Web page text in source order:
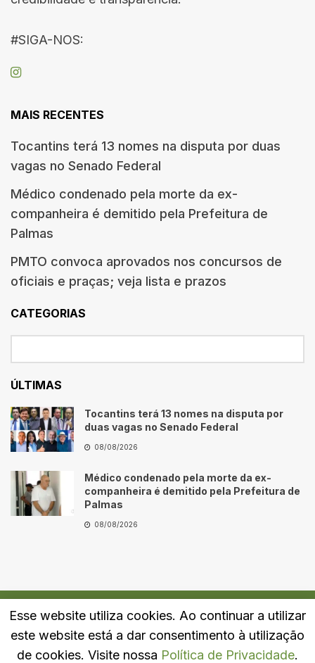
#SIGA-NOS:
MAIS RECENTES
Tocantins terá 13 nomes na disputa por duas
vagas no Senado Federal
Médico condenado pela morte da ex-
companheira é demitido pela Prefeitura de
Palmas
PMTO convoca aprovados nos concursos de
oficiais e praças; veja lista e prazos
CATEGORIAS
ÚLTIMAS
Tocantins terá 13 nomes na disputa por
duas vagas no Senado Federal
08/08/2026
Médico condenado pela morte da ex-
companheira é demitido pela Prefeitura de
Palmas
08/08/2026
Quem Somos Fale Conosco Política de Privacidade
Esse website utiliza cookies. Ao continuar a utilizar
este website está a dar consentimento à utilização
de cookies. Visite nossa Política de Privacidade.